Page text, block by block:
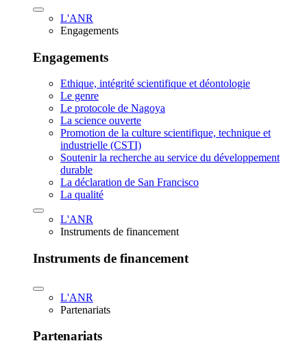
L'ANR
Engagements
Engagements
Ethique, intégrité scientifique et déontologie
Le genre
Le protocole de Nagoya
La science ouverte
Promotion de la culture scientifique, technique et
industrielle (CSTI)
Soutenir la recherche au service du développement
durable
La déclaration de San Francisco
La qualité
L'ANR
Instruments de financement
Instruments de financement
L'ANR
Partenariats
Partenariats